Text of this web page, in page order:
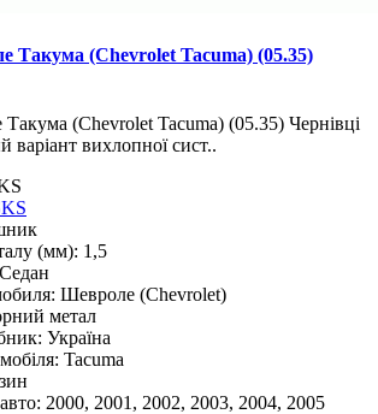
Такума (Chevrolet Tacuma) (05.35)
(Chevrolet Tacuma) (05.35) Чернівці
вихлопної сист..
(мм): 1,5
Седан
Шевроле (Chevrolet)
метал
Україна
Tacuma
2000, 2001, 2002, 2003, 2004, 2005